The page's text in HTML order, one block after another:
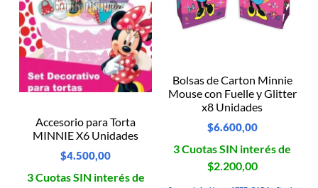
Accesorio para Torta
MINNIE X6 Unidades
$4.500,00
3 Cuotas SIN interés de
Bolsas de Carton Minnie
Mouse con Fuelle y Glitter
x8 Unidades
$6.600,00
3 Cuotas SIN interés de
$2.200,00